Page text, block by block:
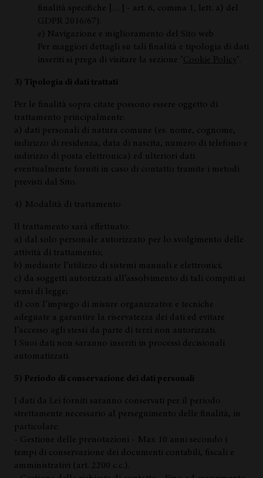
finalità specifiche […] - art. 6, comma 1, lett. a) del
GDPR 2016/67).
e) Navigazione e miglioramento del Sito web
Per maggiori dettagli su tali finalità e tipologia di dati
inseriti si prega di visitare la sezione " Cookie Policy
3) Tipologia di dati trattati
Per le finalità sopra citate possono essere oggetto di
trattamento principalmente:
a) dati personali di natura comune (es. nome, cognome,
indirizzo di residenza, data di nascita, numero di telefono e
indirizzo di posta elettronica) ed ulteriori dati
eventualmente forniti in caso di contatto tramite i metodi
previsti dal Sito.
4) Modalità di trattamento
Il trattamento sarà effettuato:
a) dal solo personale autorizzato per lo svolgimento delle
attività di trattamento;
b) mediante l’utilizzo di sistemi manuali e elettronici;
c) da soggetti autorizzati all’assolvimento di tali compiti ai
sensi di legge;
d) con l’impiego di misure organizzative e tecniche
adeguate a garantire la riservatezza dei dati ed evitare
l’accesso agli stessi da parte di terzi non autorizzati.
I Suoi dati non saranno inseriti in processi decisionali
automatizzati.
5) Periodo di conservazione dei dati personali
I dati da Lei forniti saranno conservati per il periodo
strettamente necessario al perseguimento delle finalità, in
particolare:
- Gestione delle prenotazioni - Max 10 anni secondo i
tempi di conservazione dei documenti contabili, fiscali e
amministrativi (art. 2200 c.c.).